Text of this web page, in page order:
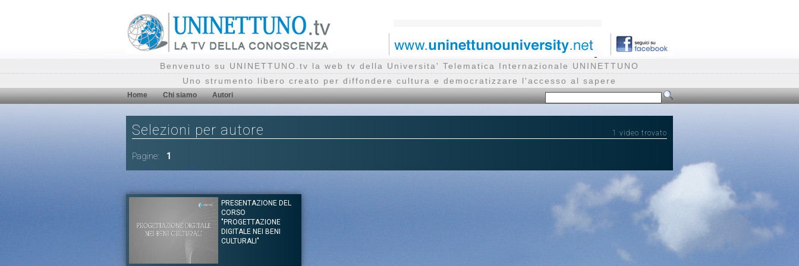
Benvenuto su UNINETTUNO.tv la web tv della Universita' Telematica Internazionale UNINETTUNO
Uno strumento libero creato per diffondere cultura e democratizzare l'accesso al sapere
Home Chi siamo Autori
Selezioni per autore 1 video trovato
Pagine: 1
PRESENTAZIONE DEL
CORSO
"PROGETTAZIONE
DIGITALE NEI BENI
CULTURALI"